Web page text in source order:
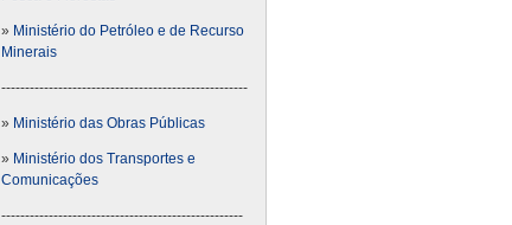
» Ministério do Petróleo e de Recurso
Minerais
----------------------------------------------------
» Ministério das Obras Públicas
» Ministério dos Transportes e
Comunicações
---------------------------------------------------